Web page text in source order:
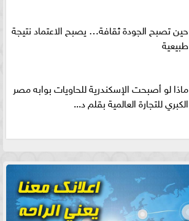
حين تصبح الجودة ثقافة… يصبح الاعتماد نتيجة
طبيعية
ماذا لو أصبحت الإسكندرية للحاويات بوابه مصر
الكبري للتجارة العالمية بقلم د...